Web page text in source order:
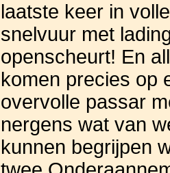
laatste keer in
snelvuur met
openscheurt! En
komen precies op
overvolle passar
nergens wat van
kunnen begrijpen